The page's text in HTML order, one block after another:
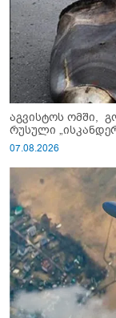
აგვისტოს ომში,
რუსული
07.08.2026